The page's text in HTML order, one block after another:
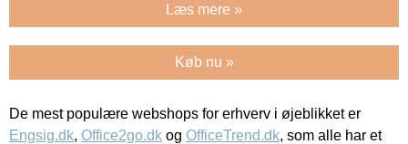
Læs mere »
Køb nu »
De mest populære webshops for erhverv i øjeblikket er
Engsig.dk, Office2go.dk og OfficeTrend.dk, som alle har et